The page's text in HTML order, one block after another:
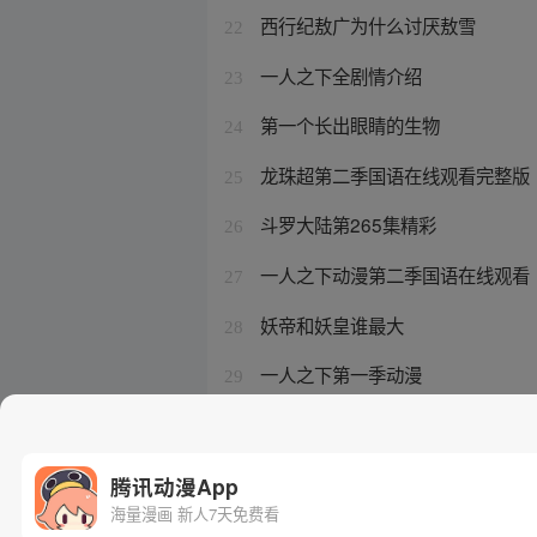
22 西行纪敖广为什么讨厌敖雪
23 一人之下全剧情介绍
24 第一个长出眼睛的生物
25 龙珠超第二季国语在线观看完整版
26 斗罗大陆第265集精彩
27 一人之下动漫第二季国语在线观看
28 妖帝和妖皇谁最大
29 一人之下第一季动漫
腾讯动漫App
海量漫画 新人7天免费看